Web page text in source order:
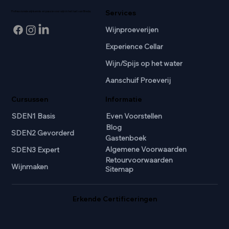
Professionele wijnkennis en passie voor wijn in het hart van Breda.
Cursussen
SDEN1 Basis
SDEN2 Gevorderd
SDEN3 Expert
Wijnmaken
Services
Wijnproeverijen
Experience Cellar
Wijn/Spijs op het water
Aanschuif Proeverij
Informatie
Even Voorstellen
Blog
Gastenboek
Algemene Voorwaarden
Retourvoorwaarden
Sitemap
Erkende Certificeringen